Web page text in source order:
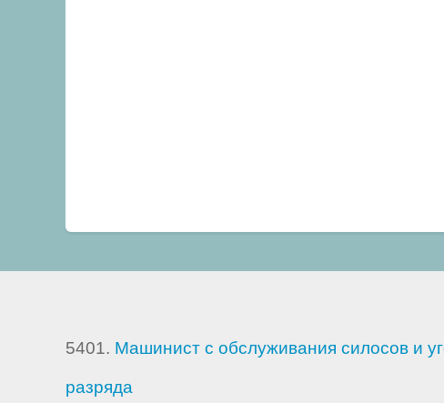
5401. Машинист с обслуживания силосов и
разряда